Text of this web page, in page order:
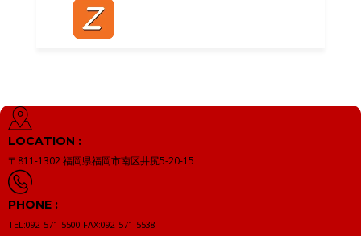
LOCATION :
〒811-1302福岡県福岡市南区井尻5-20-15
PHONE :
TEL:092-571-5500 FAX:092-571-5538